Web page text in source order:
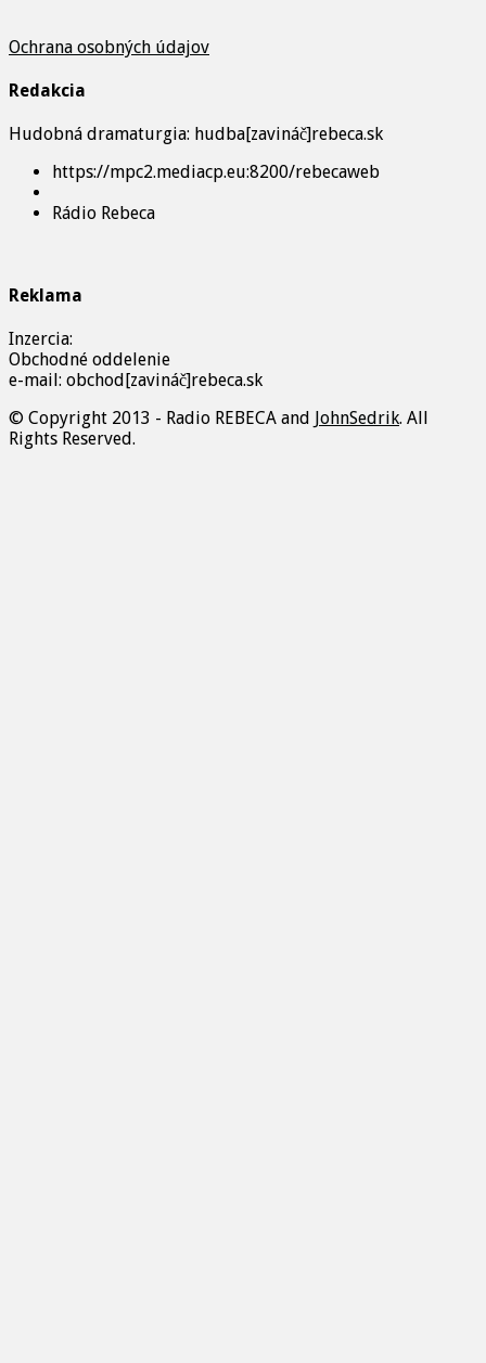
Ochrana osobných údajov
Redakcia
Hudobná dramaturgia: hudba[zavináč]rebeca.sk
https://mpc2.mediacp.eu:8200/rebecaweb
Rádio Rebeca
Reklama
Inzercia:
Obchodné oddelenie
e-mail: obchod[zavináč]rebeca.sk
© Copyright 2013 - Radio REBECA and JohnSedrik. All
Rights Reserved.